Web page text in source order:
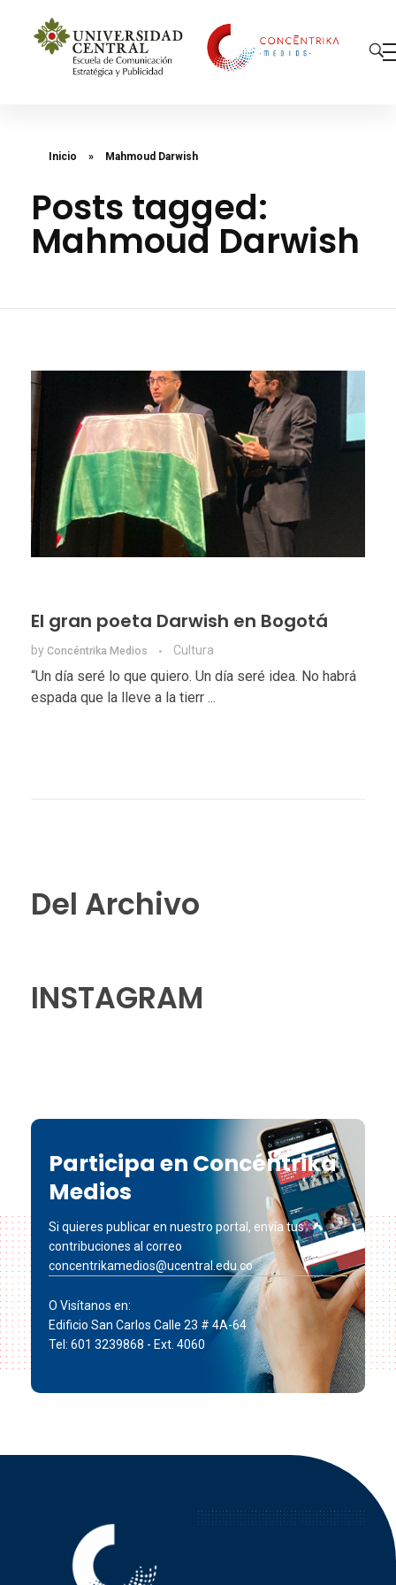
Inicio » Mahmoud Darwish
Posts tagged:
Mahmoud Darwish
El gran poeta Darwish en Bogotá
by Concéntrika Medios Cultura
“Un día seré lo que quiero. Un día seré idea. No habrá
espada que la lleve a la tierr ...
Del Archivo
INSTAGRAM
Participa en Concéntrika
Medios
Si quieres publicar en nuestro portal, envía tus
contribuciones al correo
concentrikamedios@ucentral.edu.co
O Visítanos en:
Edificio San Carlos Calle 23 # 4A-64
Tel: 601 3239868 - Ext. 4060